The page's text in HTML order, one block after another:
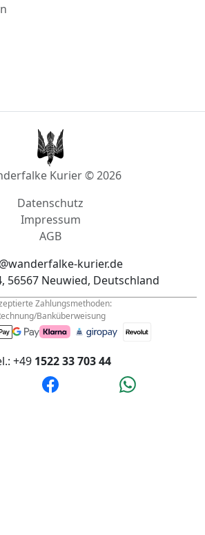
Kurier © 2026
Impressum
AGB
kurier.de
56567 Neuwied, Deutschland
Banküberweisung